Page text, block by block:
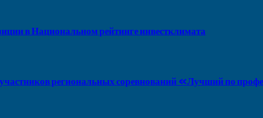
в Национальном рейтинге инвестклимата
региональных соревнований «Лучший по